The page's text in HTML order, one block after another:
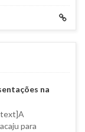
na
para